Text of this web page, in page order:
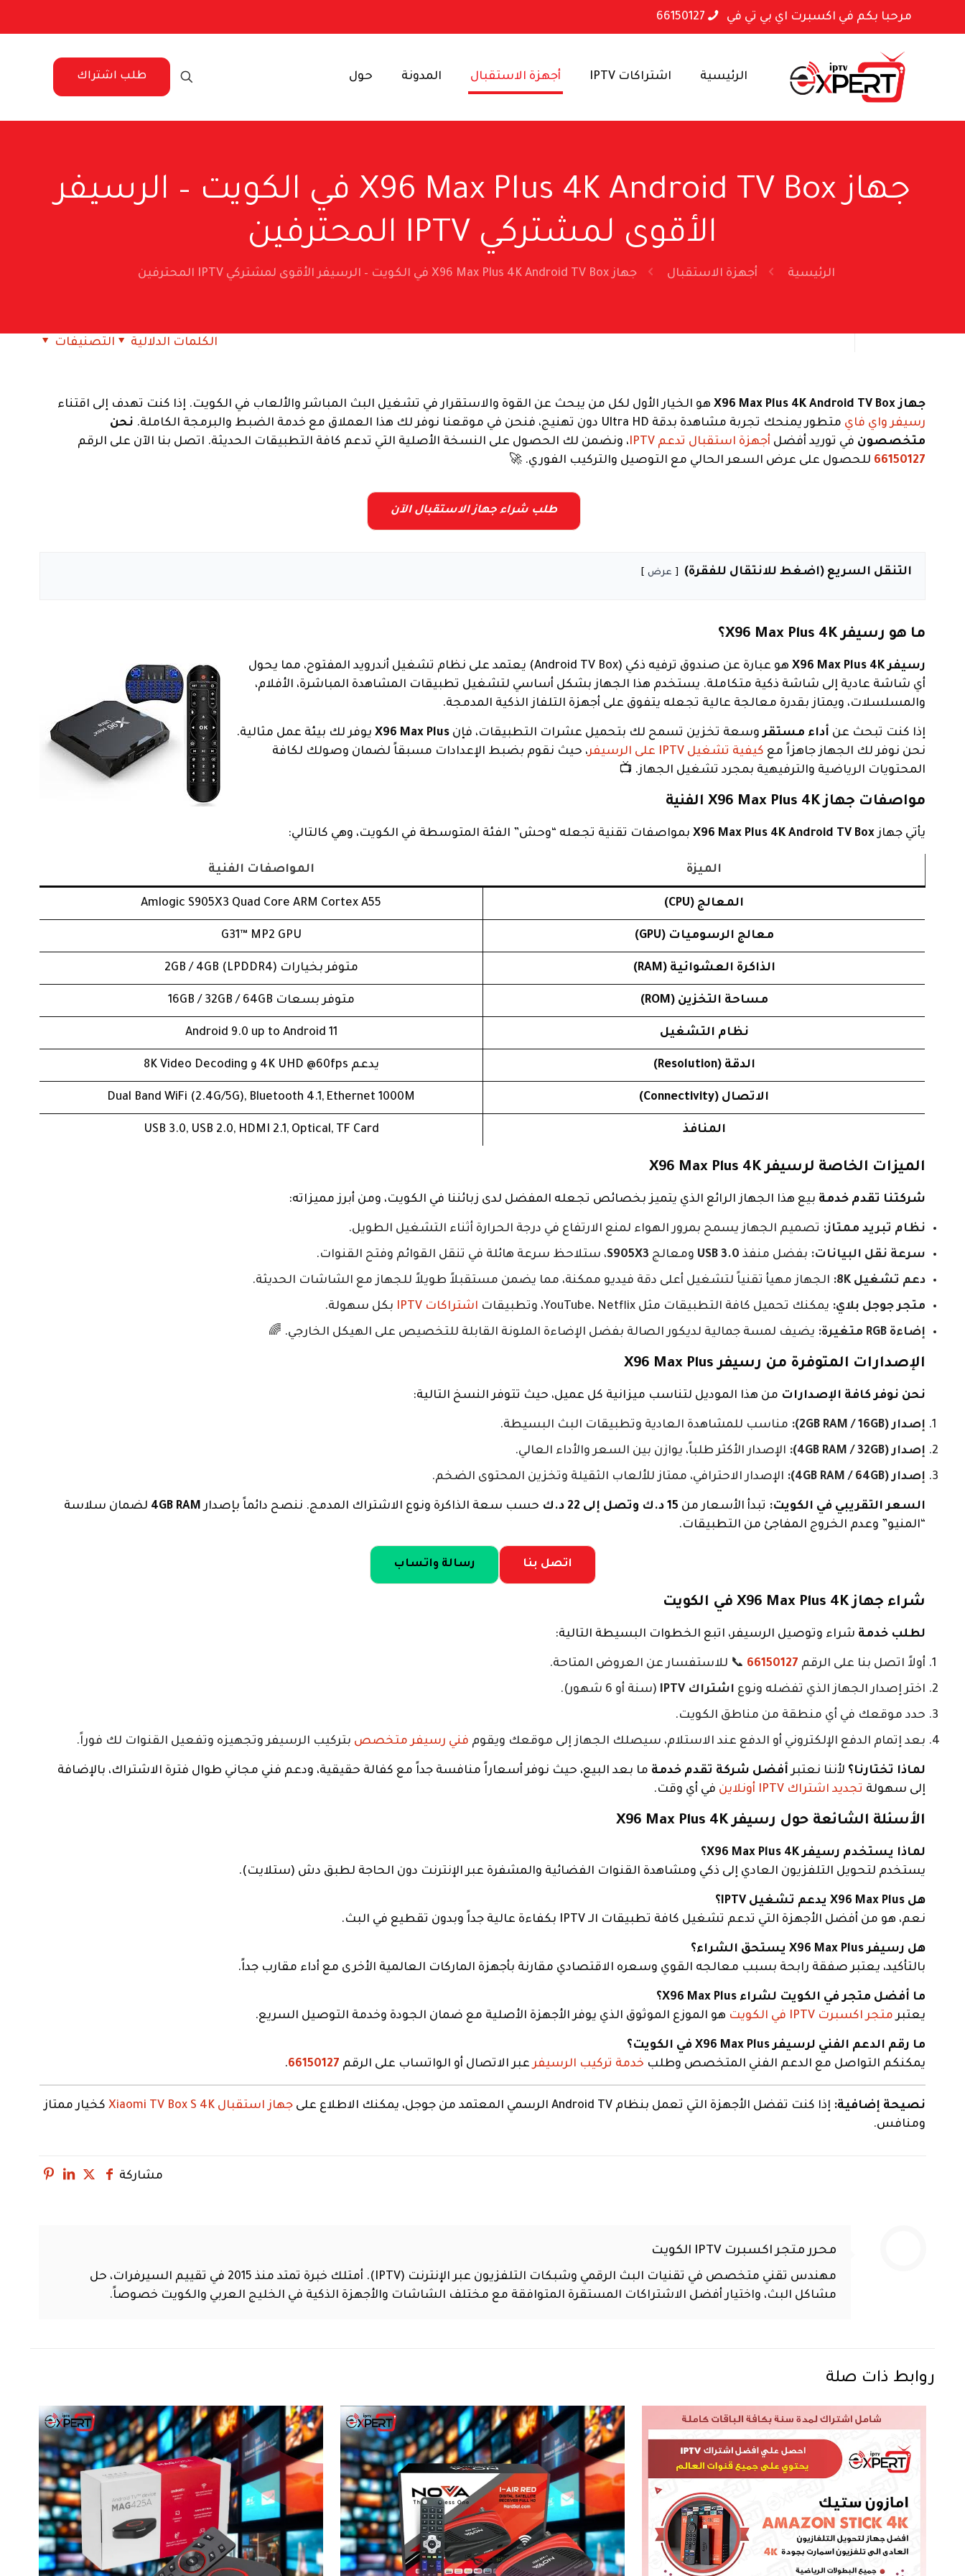
مرحبا بكم في اكسبرت اي بي تي في 66150127
الرئيسية اشتراكات IPTV أجهزة الاستقبال المدونة حول طلب اشتراك
جهاز X96 Max Plus 4K Android TV Box في الكويت – الرسيفر
الأقوى لمشتركي IPTV المحترفين
الرئيسية أجهزة الاستقبال جهاز X96 Max Plus 4K Android TV Box في الكويت – الرسيفر الأقوى لمشتركي IPTV المحترفين
التصنيفات الكلمات الدلالية
جهاز X96 Max Plus 4K Android TV Box
هو الخيار الأول لكل من يبحث عن القوة والاستقرار في تشغيل البث المباشر والألعاب في الكويت. إذا كنت تهدف إلى اقتناء
رسيفر واي فاي متطور يمنحك تجربة مشاهدة بدقة Ultra HD دون تهنيج، فنحن في موقعنا نوفر لك هذا العملاق مع خدمة الضبط والبرمجة الكاملة.
نحن
متخصصون في توريد أفضل أجهزة استقبال تدعم IPTV
، ونضمن لك الحصول على النسخة الأصلية التي تدعم كافة التطبيقات الحديثة. اتصل بنا الآن على الرقم
66150127 للحصول على عرض السعر الحالي مع التوصيل والتركيب الفوري. 🚀
طلب شراء جهاز الاستقبال الآن
التنقل السريع (اضغط للانتقال للفقرة) عرض
ما هو رسيفر X96 Max Plus 4K؟
رسيفر X96 Max Plus 4K
هو عبارة عن صندوق ترفيه ذكي (Android TV Box) يعتمد على نظام تشغيل أندرويد المفتوح، مما يحول
أي شاشة عادية إلى شاشة ذكية متكاملة. يستخدم هذا الجهاز بشكل أساسي لتشغيل تطبيقات المشاهدة المباشرة، الأفلام،
والمسلسلات، ويمتاز بقدرة معالجة عالية تجعله يتفوق على أجهزة التلفاز الذكية المدمجة.
إذا كنت تبحث عن أداء مستقروسعة تخزين تسمح لك بتحميل عشرات التطبيقات، فإن X96 Max Plusيوفر لك بيئة عمل مثالية.
نحن نوفر لك الجهاز جاهزاً مع كيفية تشغيل IPTV على الرسيفر
، حيث نقوم بضبط الإعدادات مسبقاً لضمان وصولك لكافة
المحتويات الرياضية والترفيهية بمجرد تشغيل الجهاز. 📺
مواصفات جهاز X96 Max Plus 4K الفنية
يأتي جهازX96 Max Plus 4K Android TV Boxبمواصفات تقنية تجعله “وحش” الفئة المتوسطة في الكويت، وهي كالتالي:
الميزة المواصفات الفنية
المعالج (CPU) Amlogic S905X3 Quad Core ARM Cortex A55
معالج الرسوميات (GPU) G31™ MP2 GPU
الذاكرة العشوائية (RAM) متوفر بخيارات 2GB / 4GB (LPDDR4)
مساحة التخزين (ROM) متوفر بسعات 16GB / 32GB / 64GB
نظام التشغيل Android 9.0 up to Android 11
الدقة (Resolution) يدعم 4K UHD @60fps و 8K Video Decoding
الاتصال (Connectivity) Dual Band WiFi (2.4G/5G), Bluetooth 4.1, Ethernet 1000M
المنافذ USB 3.0, USB 2.0, HDMI 2.1, Optical, TF Card
الميزات الخاصة لرسيفر X96 Max Plus 4K
شركتنا تقدم خدمة بيع هذا الجهاز الرائع الذي يتميز بخصائص تجعله المفضل لدى زبائننا في الكويت، ومن أبرز مميزاته:
نظام تبريد ممتاز: تصميم الجهاز يسمح بمرور الهواء لمنع الارتفاع في درجة الحرارة أثناء التشغيل الطويل.
سرعة نقل البيانات: بفضل منفذ USB 3.0 ومعالج S905X3، ستلاحظ سرعة هائلة في تنقل القوائم وفتح القنوات.
دعم تشغيل 8K:
الجهاز مهيأ تقنياً لتشغيل أعلى دقة فيديو ممكنة، مما يضمن مستقبلاً طويلاً للجهاز مع الشاشات الحديثة.
متجر جوجل بلاي: يمكنك تحميل كافة التطبيقات مثل YouTube، Netflix، وتطبيقات اشتراكات IPTV
بكل سهولة.
إضاءة RGB متغيرة:
يضيف لمسة جمالية لديكور الصالة بفضل الإضاءة الملونة القابلة للتخصيص على الهيكل الخارجي. 🌈
الإصدارات المتوفرة من رسيفر X96 Max Plus
نحن نوفر كافة الإصدارات من هذا الموديل لتناسب ميزانية كل عميل، حيث تتوفر النسخ التالية:
إصدار (2GB RAM / 16GB):
مناسب للمشاهدة العادية وتطبيقات البث البسيطة.
إصدار (4GB RAM / 32GB):
الإصدار الأكثر طلباً، يوازن بين السعر والأداء العالي.
إصدار (4GB RAM / 64GB):
الإصدار الاحترافي، ممتاز للألعاب الثقيلة وتخزين المحتوى الضخم.
السعر التقريبي في الكويت: تبدأ الأسعار من 15 د.ك وتصل إلى 22 د.ك حسب سعة الذاكرة ونوع الاشتراك المدمج. ننصح دائماً بإصدار4GB RAM لضمان سلاسة
“المنيو” وعدم الخروج المفاجئ من التطبيقات.
اتصل بنا رسالة واتساب
شراء جهاز X96 Max Plus 4K في الكويت
لطلب خدمة شراء وتوصيل الرسيفر، اتبع الخطوات البسيطة التالية:
أولاً اتصل بنا على الرقم 66150127 📞 للاستفسار عن العروض المتاحة.
اختر إصدار الجهاز الذي تفضله ونوع اشتراك IPTV
(سنة أو 6 شهور).
حدد موقعك في أي منطقة من مناطق الكويت.
بعد إتمام الدفع الإلكتروني أو الدفع عند الاستلام، سيصلك الجهاز إلى موقعك ويقوم فني رسيفر متخصص بتركيب الرسيفر وتجهيزه وتفعيل القنوات لك فوراً.
لماذا تختارنا؟ لأننا نعتبرأفضل شركة تقدم خدمة ما بعد البيع، حيث نوفر أسعاراً منافسة جداً مع كفالة حقيقية، ودعم فني مجاني طوال فترة الاشتراك، بالإضافة
إلى سهولة تجديد اشتراك IPTV أونلاين في أي وقت.
الأسئلة الشائعة حول رسيفر X96 Max Plus 4K
لماذا يستخدم رسيفر X96 Max Plus 4K؟
يستخدم لتحويل التلفزيون العادي إلى ذكي ومشاهدة القنوات الفضائية والمشفرة عبر الإنترنت دون الحاجة لطبق دش (ستلايت).
هل X96 Max Plus يدعم تشغيل IPTV؟
نعم، هو من أفضل الأجهزة التي تدعم تشغيل كافة تطبيقات الـ IPTV بكفاءة عالية جداً وبدون تقطيع في البث.
هل رسيفر X96 Max Plus يستحق الشراء؟
بالتأكيد، يعتبر صفقة رابحة بسبب معالجه القوي وسعره الاقتصادي مقارنة بأجهزة الماركات العالمية الأخرى مع أداء مقارب جداً.
ما أفضل متجر في الكويت لشراء X96 Max Plus؟
يعتبرمتجر اكسبرت IPTV في الكويت هو الموزع الموثوق الذي يوفر الأجهزة الأصلية مع ضمان الجودة وخدمة التوصيل السريع.
ما رقم الدعم الفني لرسيفر X96 Max Plus في الكويت؟
يمكنكم التواصل مع الدعم الفني المتخصص وطلب خدمة تركيب الرسيفرعبر الاتصال أو الواتساب على الرقم 66150127
.
نصيحة إضافية: إذا كنت تفضل الأجهزة التي تعمل بنظام Android TV الرسمي المعتمد من جوجل، يمكنك الاطلاع على جهاز استقبال Xiaomi TV Box S 4K
كخيار ممتاز
ومنافس.
مشاركة
محرر متجر اكسبرت IPTV الكويت
مهندس تقني متخصص في تقنيات البث الرقمي وشبكات التلفزيون عبر الإنترنت (IPTV). أمتلك خبرة تمتد منذ 2015 في تقييم السيرفرات، حل
مشاكل البث، واختيار أفضل الاشتراكات المستقرة المتوافقة مع مختلف الشاشات والأجهزة الذكية في الخليج العربي والكويت خصوصاً.
روابط ذات صلة